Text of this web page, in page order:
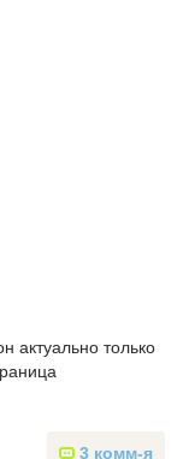
актуально только
3 комм-я